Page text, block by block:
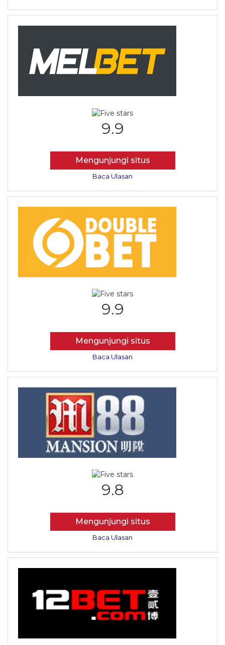
9.9
Mengunjungi situs
Baca Ulasan
9.9
Mengunjungi situs
Baca Ulasan
9.8
Mengunjungi situs
Baca Ulasan